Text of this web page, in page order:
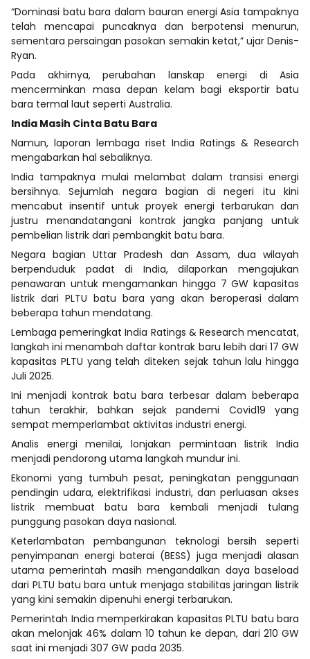
“Dominasi batu bara dalam bauran energi Asia tampaknya
telah mencapai puncaknya dan berpotensi menurun,
sementara persaingan pasokan semakin ketat,” ujar Denis-
Ryan.
Pada akhirnya, perubahan lanskap energi di Asia
mencerminkan masa depan kelam bagi eksportir batu
bara termal laut seperti Australia.
India Masih Cinta Batu Bara
Namun, laporan lembaga riset India Ratings & Research
mengabarkan hal sebaliknya.
India tampaknya mulai melambat dalam transisi energi
bersihnya. Sejumlah negara bagian di negeri itu kini
mencabut insentif untuk proyek energi terbarukan dan
justru menandatangani kontrak jangka panjang untuk
pembelian listrik dari pembangkit batu bara.
Negara bagian Uttar Pradesh dan Assam, dua wilayah
berpenduduk padat di India, dilaporkan mengajukan
penawaran untuk mengamankan hingga 7 GW kapasitas
listrik dari PLTU batu bara yang akan beroperasi dalam
beberapa tahun mendatang.
Lembaga pemeringkat India Ratings & Research mencatat,
langkah ini menambah daftar kontrak baru lebih dari 17 GW
kapasitas PLTU yang telah diteken sejak tahun lalu hingga
Juli 2025.
Ini menjadi kontrak batu bara terbesar dalam beberapa
tahun terakhir, bahkan sejak pandemi Covid19 yang
sempat memperlambat aktivitas industri energi.
Analis energi menilai, lonjakan permintaan listrik India
menjadi pendorong utama langkah mundur ini.
Ekonomi yang tumbuh pesat, peningkatan penggunaan
pendingin udara, elektrifikasi industri, dan perluasan akses
listrik membuat batu bara kembali menjadi tulang
punggung pasokan daya nasional.
Keterlambatan pembangunan teknologi bersih seperti
penyimpanan energi baterai (BESS) juga menjadi alasan
utama pemerintah masih mengandalkan daya baseload
dari PLTU batu bara untuk menjaga stabilitas jaringan listrik
yang kini semakin dipenuhi energi terbarukan.
Pemerintah India memperkirakan kapasitas PLTU batu bara
akan melonjak 46% dalam 10 tahun ke depan, dari 210 GW
saat ini menjadi 307 GW pada 2035.